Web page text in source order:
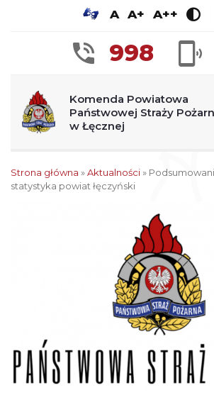
A A+ A++
998
Komenda Powiatowa
Państwowej Straży
w Łęcznej
Strona główna »Aktualności»
statystyka powiat łęczyński